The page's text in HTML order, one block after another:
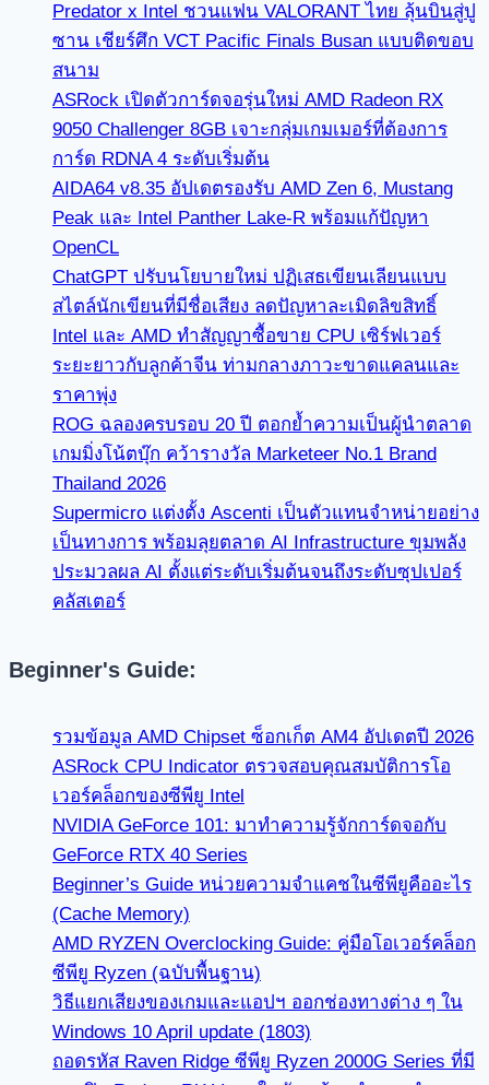
Predator x Intel ชวนแฟน VALORANT ไทย ลุ้นบินสู่ปู
ซาน เชียร์ศึก VCT Pacific Finals Busan แบบติดขอบ
สนาม
ASRock เปิดตัวการ์ดจอรุ่นใหม่ AMD Radeon RX
9050 Challenger 8GB เจาะกลุ่มเกมเมอร์ที่ต้องการ
การ์ด RDNA 4 ระดับเริ่มต้น
AIDA64 v8.35 อัปเดตรองรับ AMD Zen 6, Mustang
Peak และ Intel Panther Lake-R พร้อมแก้ปัญหา
OpenCL
ChatGPT ปรับนโยบายใหม่ ปฏิเสธเขียนเลียนแบบ
สไตล์นักเขียนที่มีชื่อเสียง ลดปัญหาละเมิดลิขสิทธิ์
Intel และ AMD ทำสัญญาซื้อขาย CPU เซิร์ฟเวอร์
ระยะยาวกับลูกค้าจีน ท่ามกลางภาวะขาดแคลนและ
ราคาพุ่ง
ROG ฉลองครบรอบ 20 ปี ตอกย้ำความเป็นผู้นำตลาด
เกมมิ่งโน้ตบุ๊ก คว้ารางวัล Marketeer No.1 Brand
Thailand 2026
Supermicro แต่งตั้ง Ascenti เป็นตัวแทนจำหน่ายอย่าง
เป็นทางการ พร้อมลุยตลาด AI Infrastructure ขุมพลัง
ประมวลผล AI ตั้งแต่ระดับเริ่มต้นจนถึงระดับซุปเปอร์
คลัสเตอร์
Beginner's Guide:
รวมข้อมูล AMD Chipset ซ็อกเก็ต AM4 อัปเดตปี 2026
ASRock CPU Indicator ตรวจสอบคุณสมบัติการโอ
เวอร์คล็อกของซีพียู Intel
NVIDIA GeForce 101: มาทำความรู้จักการ์ดจอกับ
GeForce RTX 40 Series
Beginner’s Guide หน่วยความจำแคชในซีพียูคืออะไร
(Cache Memory)
AMD RYZEN Overclocking Guide: คู่มือโอเวอร์คล็อก
ซีพียู Ryzen (ฉบับพื้นฐาน)
วิธีแยกเสียงของเกมและแอปฯ ออกช่องทางต่าง ๆ ใน
Windows 10 April update (1803)
ถอดรหัส Raven Ridge ซีพียู Ryzen 2000G Series ที่มี